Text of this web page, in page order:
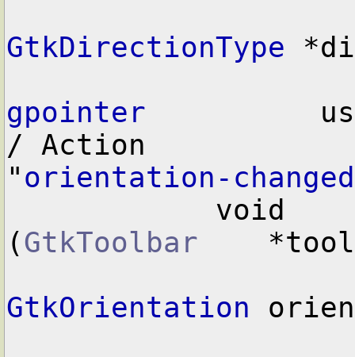
GtkDirectionType
gpointer
/ Action
"orientation-changed
(GtkToolbar
GtkOrientation